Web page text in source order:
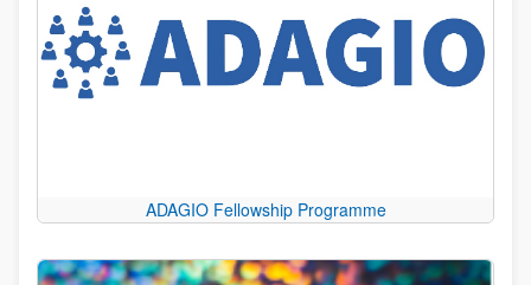
ADAGIO Fellowship Programme